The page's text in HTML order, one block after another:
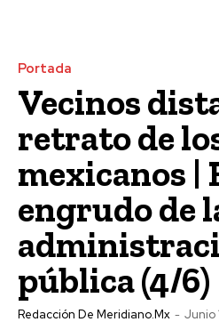
Portada
Vecinos
retrato de
mexicanos |
engrudo de
pública (4/6)
Redacción De Meridiano.mx - Junio